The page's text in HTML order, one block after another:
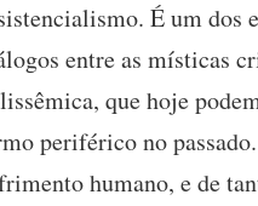
É um dos
entre as místicas
que hoje
periférico no
humano, e de